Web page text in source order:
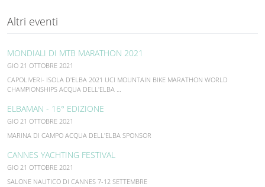
Altri eventi
MONDIALI DI MTB MARATHON 2021
GIO 21 OTTOBRE 2021
CAPOLIVERI- ISOLA D'ELBA 2021 UCI MOUNTAIN BIKE MARATHON WORLD
CHAMPIONSHIPS ACQUA DELL'ELBA …
ELBAMAN - 16° EDIZIONE
GIO 21 OTTOBRE 2021
MARINA DI CAMPO ACQUA DELL'ELBA SPONSOR
CANNES YACHTING FESTIVAL
GIO 21 OTTOBRE 2021
SALONE NAUTICO DI CANNES 7-12 SETTEMBRE